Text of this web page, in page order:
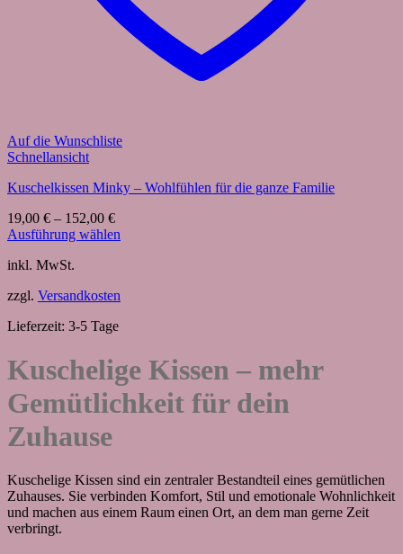
Auf die Wunschliste
Schnellansicht
Kuschelkissen Minky – Wohlfühlen für die ganze Familie
19,00 € – 152,00 €
Ausführung wählen
Produkt
mehrere
auf.
Optionen
können
auf
der
Produktseite
gewählt
inkl. MwSt.
zzgl. Versandkosten
Lieferzeit: 3-5 Tage
Kuschelige Kissen – mehr
Gemütlichkeit für dein
Zuhause
Kuschelige Kissen sind ein zentraler Bestandteil eines gemütlichen
Zuhauses. Sie verbinden Komfort, Stil und emotionale Wohnlichkeit
und machen aus einem Raum einen Ort, an dem man gerne Zeit
verbringt.